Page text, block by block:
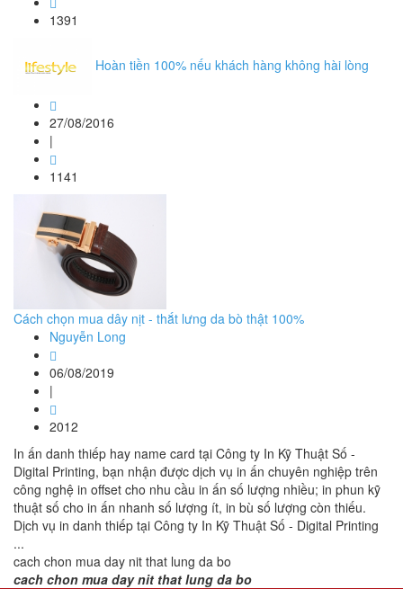
1391
Hoàn tiền 100% nếu khách hàng không hài lòng
27/08/2016
|
1141
Cách chọn mua dây nịt - thắt lưng da bò thật 100%
Nguyễn Long
06/08/2019
|
2012
In ấn danh thiếp hay name card tại Công ty In Kỹ Thuật Số -
Digital Printing, bạn nhận được dịch vụ in ấn chuyên nghiệp trên
công nghệ in offset cho nhu cầu in ấn số lượng nhiều; in phun kỹ
thuật số cho in ấn nhanh số lượng ít, in bù số lượng còn thiếu.
Dịch vụ in danh thiếp tại Công ty In Kỹ Thuật Số - Digital Printing
...
cach chon mua day nit that lung da bo
cach chon mua day nit that lung da bo